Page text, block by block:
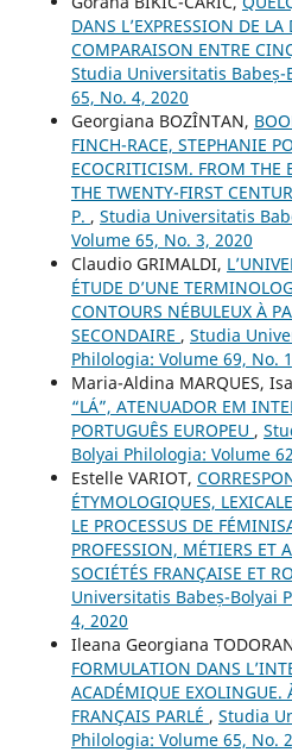
DANS L’EXPRESSION DE
COMPARAISON ENTRE
Studia Universitatis
65, No. 4, 2020
Georgiana BOZÎNTAN,
FINCH-RACE, STEPHANIE
ECOCRITICISM. FROM THE
THE TWENTY-FIRST
P. , Studia Universitatis
Volume 65, No. 3, 2020
Claudio GRIMALDI,
ÉTUDE D’UNE
CONTOURS NÉBULEUX À
SECONDAIRE , Studia
Philologia: Volume 69, No.
Maria-Aldina MARQUES,
“LÁ”, ATENUADOR EM
PORTUGUÊS EUROPEU ,
Bolyai Philologia: Volume
Estelle VARIOT,
ÉTYMOLOGIQUES,
LE PROCESSUS DE
PROFESSION, MÉTIERS ET
SOCIÉTÉS FRANÇAISE ET
Universitatis Babeș-Bolyai
4, 2020
Ileana Georgiana
FORMULATION DANS
ACADÉMIQUE EXOLINGUE.
FRANÇAIS PARLÉ , Studia
Philologia: Volume 65, No.